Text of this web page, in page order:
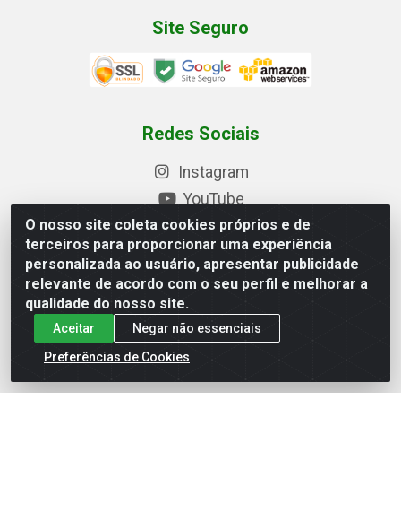
O nosso site coleta cookies próprios e de
terceiros para proporcionar uma experiência
personalizada ao usuário, apresentar publicidade
relevante de acordo com o seu perfil e melhorar a
qualidade do nosso site.
Aceitar
Negar não essenciais
Preferências de Cookies
Site Seguro
Redes Sociais
Instagram
YouTube
Formas de Pagamento
Baixe nosso APP